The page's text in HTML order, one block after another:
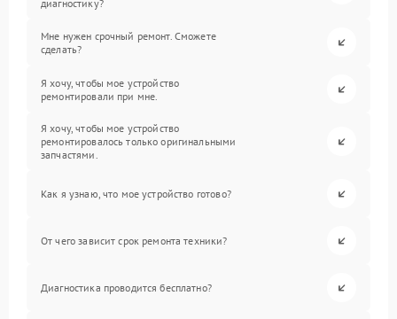
диагностику?
Мне нужен срочный ремонт. Сможете
сделать?
Я хочу, чтобы мое устройство
ремонтировали при мне.
Я хочу, чтобы мое устройство
ремонтировалось только оригинальными
запчастями.
Как я узнаю, что мое устройство готово?
От чего зависит срок ремонта техники?
Диагностика проводится бесплатно?